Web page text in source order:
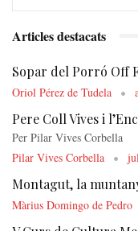
Articles destacats
Sopar del Porró Off
Oriol Pérez de Tudela
Pere Coll Vives i
Per Pilar Vives Corbella
Pilar Vives Corbella
Montagut, la
Màrius Domingo de Pedro